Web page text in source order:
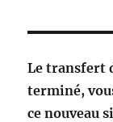
Le transfert
terminé,
ce nouveau